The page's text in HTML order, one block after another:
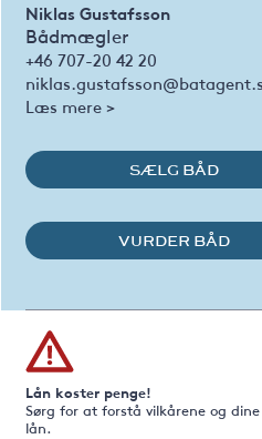
Niklas Gustafsson
Bådmægler
+46 707-20 42 20
Læs mere >
SÆLG BÅD
VURDER BÅD
Lån koster penge!
Sørg for at forstå vilkårene og
lån.